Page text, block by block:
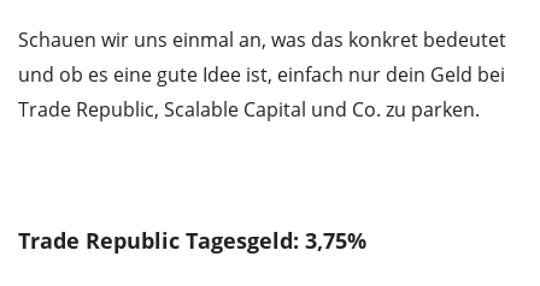
Schauen wir uns einmal an, was das konkret bedeutet
und ob es eine gute Idee ist, einfach nur dein Geld bei
Trade Republic, Scalable Capital und Co. zu parken.
Wir benötigen Ihre Zustimmung, um den
Trade Republic Tagesgeld: 3,75%